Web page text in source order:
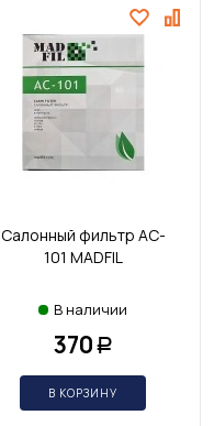
Салонный фильтр AC-
101 MADFIL
В наличии
370 Р
В КОРЗИНУ